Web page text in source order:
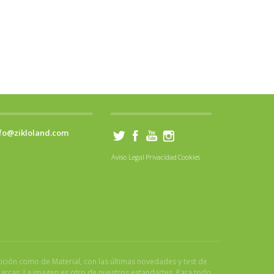
Aviso Legal Privacidad Cookies
como de Material, con las últimas novedades y test de